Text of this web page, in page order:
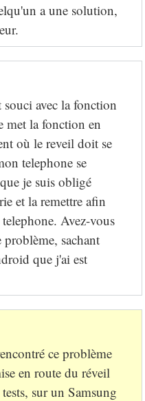
a une solution,
avec la fonction
met la fonction en
où le reveil doit se
telephone se
je suis obligé
et la remettre afin
Avez-vous
sachant
que j'ai est
ce problème
en route du réveil
sur un Samsung